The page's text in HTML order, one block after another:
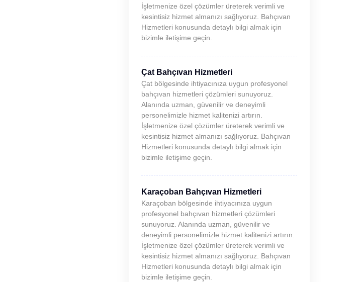
İşletmenize özel çözümler üreterek verimli ve
kesintisiz hizmet almanızı sağlıyoruz. Bahçıvan
Hizmetleri konusunda detaylı bilgi almak için
bizimle iletişime geçin.
Çat Bahçıvan Hizmetleri
Çat bölgesinde ihtiyacınıza uygun profesyonel
bahçıvan hizmetleri çözümleri sunuyoruz.
Alanında uzman, güvenilir ve deneyimli
personelimizle hizmet kalitenizi artırın.
İşletmenize özel çözümler üreterek verimli ve
kesintisiz hizmet almanızı sağlıyoruz. Bahçıvan
Hizmetleri konusunda detaylı bilgi almak için
bizimle iletişime geçin.
Karaçoban Bahçıvan Hizmetleri
Karaçoban bölgesinde ihtiyacınıza uygun
profesyonel bahçıvan hizmetleri çözümleri
sunuyoruz. Alanında uzman, güvenilir ve
deneyimli personelimizle hizmet kalitenizi artırın.
İşletmenize özel çözümler üreterek verimli ve
kesintisiz hizmet almanızı sağlıyoruz. Bahçıvan
Hizmetleri konusunda detaylı bilgi almak için
bizimle iletişime geçin.